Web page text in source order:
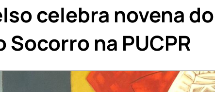
celebra novena do
Socorro na PUCPR